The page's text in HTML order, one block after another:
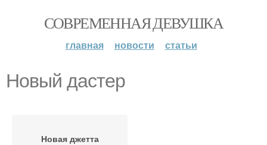
СОВРЕМЕННАЯ ДЕВУШКА
главная новости статьи
Новый дастер
Новая джетта